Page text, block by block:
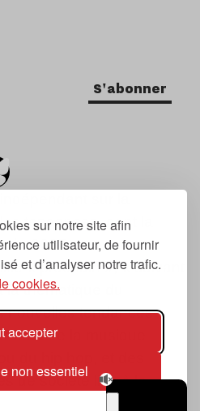
sur notre site afin
utilisateur, de fournir
et d’analyser notre trafic.
cookies.
accepter
non essentiel
S'abonner
sur la
tendances, dont la
de 2007.
« prochain », « suivant
thématique du
nouvelles tendances
de la musique
du hip hop, et des
de société liés à la